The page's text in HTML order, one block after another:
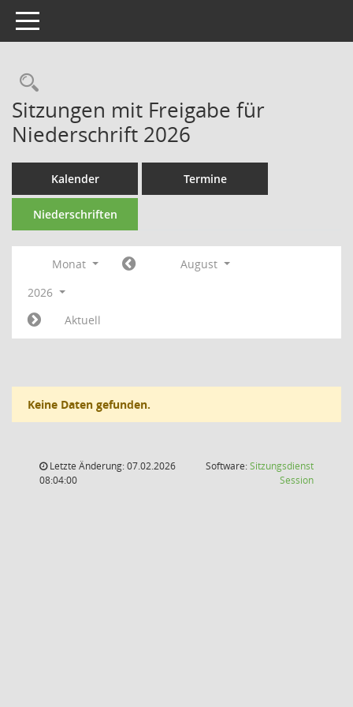
Toggle navigation
Rechercheauswahl
Sitzungen mit Freigabe für
Niederschrift 2026
Kalender Termine
Niederschriften
Monat
August
2026
Aktuell
Keine Daten gefunden.
Letzte Änderung: 07.02.2026
08:04:00
Software:Sitzungsdienst
Session(Wird in